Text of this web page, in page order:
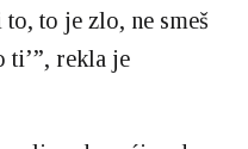
to je zlo, ne smeš
ti’”, rekla je